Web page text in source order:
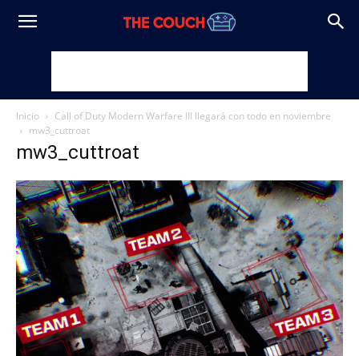
Inicio
Call of Duty Modern Warfare III llegará con todo en noviembre
mw3_cuttroat
mw3_cuttroat